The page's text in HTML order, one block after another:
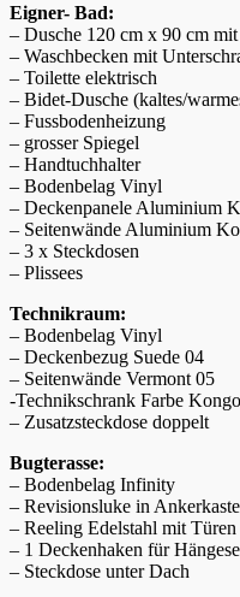
Eigner- Bad:
– Dusche 120 cm x 90 cm
– Waschbecken mit
– Toilette elektrisch
– Bidet-Dusche (kaltes/
– Fussbodenheizung
– grosser Spiegel
– Handtuchhalter
– Bodenbelag Vinyl
– Deckenpanele Aluminium
– Seitenwände Aluminium
– 3 x Steckdosen
– Plissees
Technikraum:
– Bodenbelag Vinyl
– Deckenbezug Suede 04
– Seitenwände Vermont 05
-Technikschrank Farbe Kongo
– Zusatzsteckdose doppelt
Bugterasse:
– Bodenbelag Infinity
– Revisionsluke in
– Reeling Edelstahl mit
– 1 Deckenhaken für
– Steckdose unter Dach